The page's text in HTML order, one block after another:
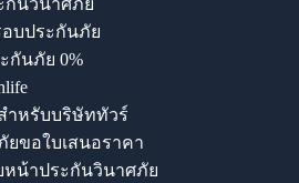
บประกันภัย
กันภัย 0%
ำหรับบริษัททัวร์
ขอใบเสนอราคา
น้าประกันวินาศภัย